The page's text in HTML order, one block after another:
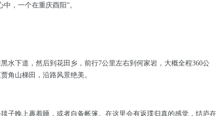
，一个在重庆酉阳”。
水下道，然后到花田乡，前行7公里左右到何家岩，大概全程360公
角山梯田，沿路风景绝美。
子晚上裹着睡，或者自备帐篷。在这里会有返璞归真的感觉，结庐在